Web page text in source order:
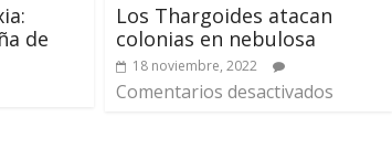
de
Los Thargoides atacan
colonias en nebulosa
18 noviembre, 2022
Comentarios desactivados